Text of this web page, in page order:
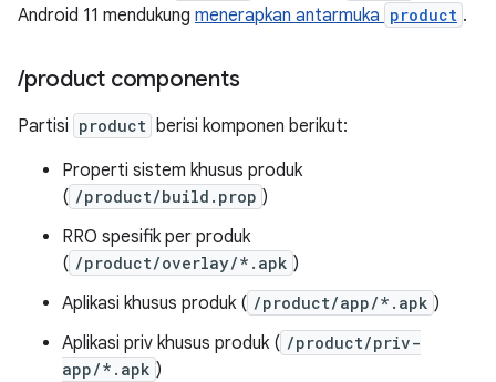
Android 11 mendukung menerapkan antarmuka product .
/product components
Partisi product berisi komponen berikut:
Properti sistem khusus produk
( /product/build.prop )
RRO spesifik per produk
( /product/overlay/*.apk )
Aplikasi khusus produk ( /product/app/*.apk )
Aplikasi priv khusus produk ( /product/priv-
app/*.apk )